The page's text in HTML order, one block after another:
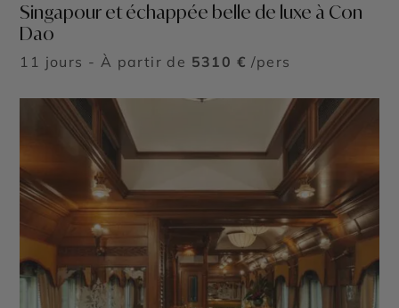
Singapour et échappée belle de luxe à Con
Dao
11 jours - À partir de 5310 € /pers